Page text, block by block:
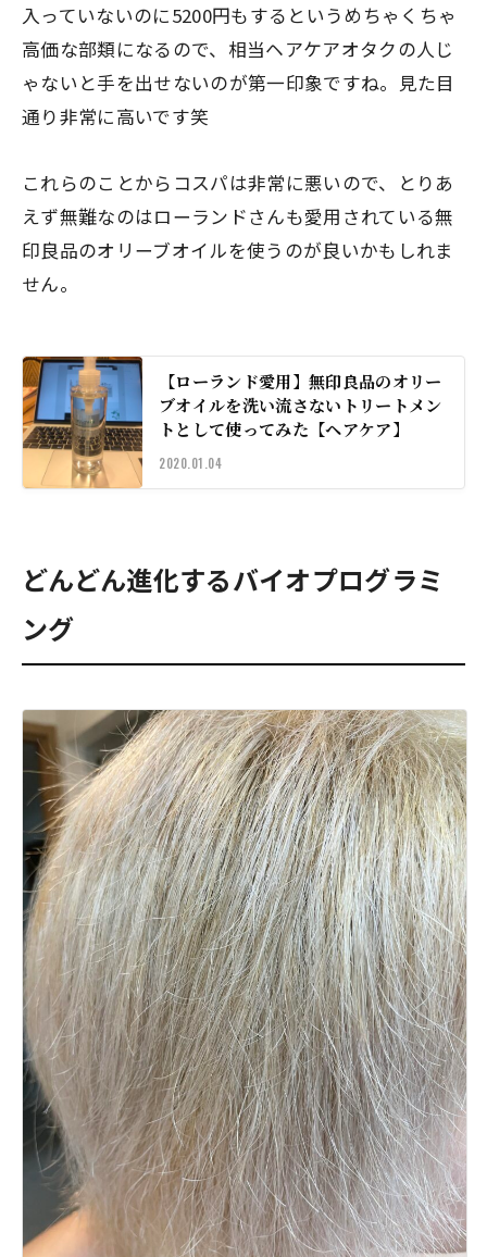
入っていないのに5200円もするというめちゃくちゃ
高価な部類になるので、相当ヘアケアオタクの人じ
ゃないと手を出せないのが第一印象ですね。見た目
通り非常に高いです笑
これらのことからコスパは非常に悪いので、とりあ
えず無難なのはローランドさんも愛用されている無
印良品のオリーブオイルを使うのが良いかもしれま
せん。
【ローランド愛用】無印良品のオリー
ブオイルを洗い流さないトリートメン
トとして使ってみた【ヘアケア】
2020.01.04
どんどん進化するバイオプログラミ
ング